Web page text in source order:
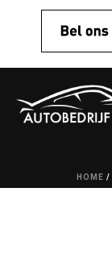
HOME /